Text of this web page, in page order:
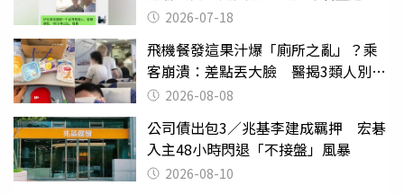
2026-07-18
飛機餐發這果汁爆「廁所之亂」？乘
客崩潰：差點丟大臉 醫揭3類人別亂
喝 2026-08-08
公司債出包3／兆基李建成羈押 宏碁
入主48小時閃退「不接盤」風暴
2026-08-10